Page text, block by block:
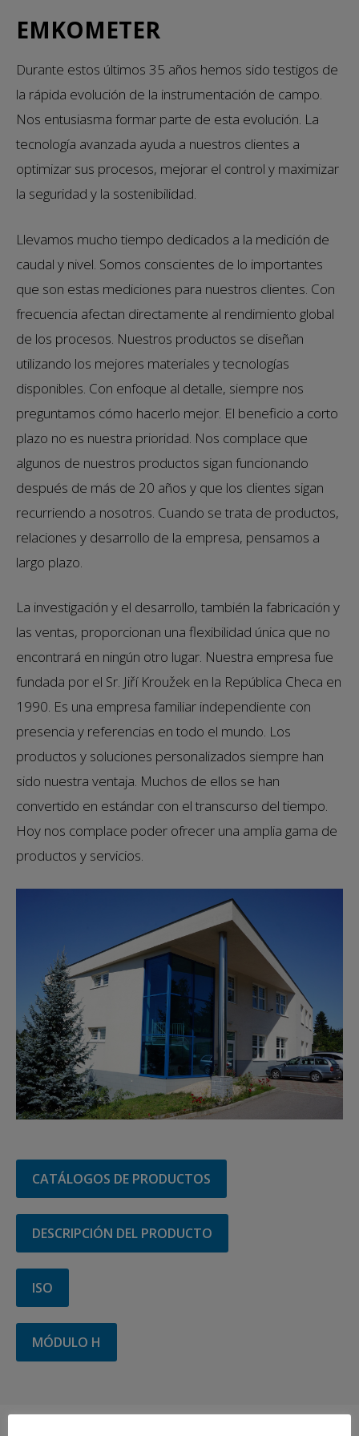
EMKOMETER
Durante estos últimos 35 años hemos sido testigos de
la rápida evolución de la instrumentación de campo.
Nos entusiasma formar parte de esta evolución. La
tecnología avanzada ayuda a nuestros clientes a
optimizar sus procesos, mejorar el control y maximizar
la seguridad y la sostenibilidad.
Llevamos mucho tiempo dedicados a la medición de
caudal y nivel. Somos conscientes de lo importantes
que son estas mediciones para nuestros clientes. Con
frecuencia afectan directamente al rendimiento global
de los procesos. Nuestros productos se diseñan
utilizando los mejores materiales y tecnologías
disponibles. Con enfoque al detalle, siempre nos
preguntamos cómo hacerlo mejor. El beneficio a corto
plazo no es nuestra prioridad. Nos complace que
algunos de nuestros productos sigan funcionando
después de más de 20 años y que los clientes sigan
recurriendo a nosotros. Cuando se trata de productos,
relaciones y desarrollo de la empresa, pensamos a
largo plazo.
La investigación y el desarrollo, también la fabricación y
las ventas, proporcionan una flexibilidad única que no
encontrará en ningún otro lugar. Nuestra empresa fue
fundada por el Sr. Jiří Kroužek en la República Checa en
1990. Es una empresa familiar independiente con
presencia y referencias en todo el mundo. Los
productos y soluciones personalizados siempre han
sido nuestra ventaja. Muchos de ellos se han
convertido en estándar con el transcurso del tiempo.
Hoy nos complace poder ofrecer una amplia gama de
productos y servicios.
CATÁLOGOS DE PRODUCTOS
DESCRIPCIÓN DEL PRODUCTO
ISO
MÓDULO H